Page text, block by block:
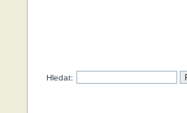
Hledat: